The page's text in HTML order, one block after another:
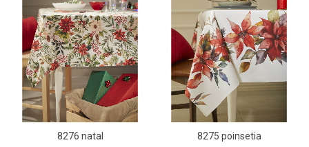
8276 natal 8275 poinsetia